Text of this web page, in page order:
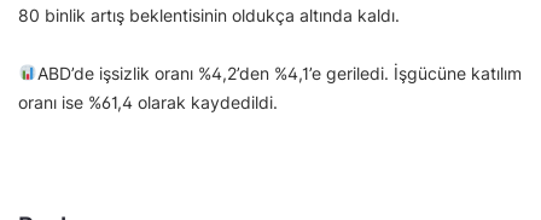
80 binlik artış beklentisinin oldukça altında kaldı.
ABD’de işsizlik oranı %4,2’den %4,1’e geriledi. İşgücüne katılım
oranı ise %61,4 olarak kaydedildi.